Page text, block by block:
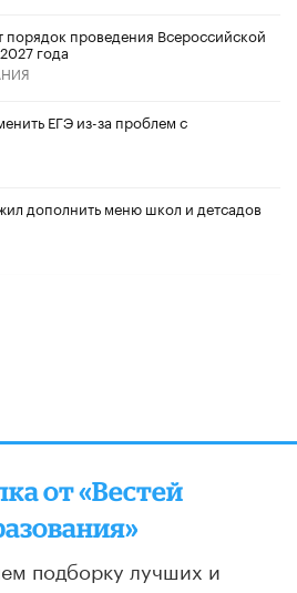
проведения Всероссийской
года
ЕГЭ из-за проблем с
дополнить меню школ и детсадов
от «Вестей
подборку лучших и